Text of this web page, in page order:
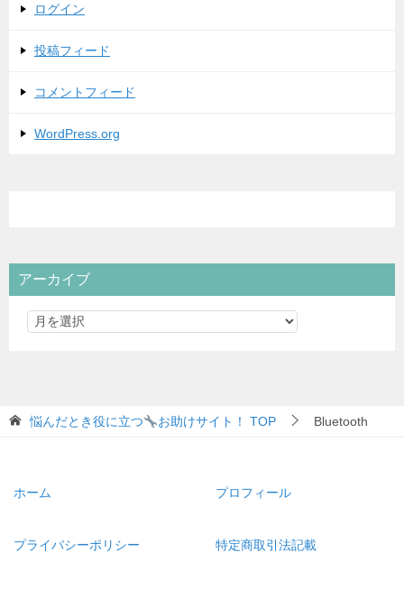
ログイン
投稿フィード
コメントフィード
WordPress.org
アーカイブ
悩んだとき役に立つ お助けサイト！ TOP Bluetooth
ホーム プロフィール
プライバシーポリシー 特定商取引法記載